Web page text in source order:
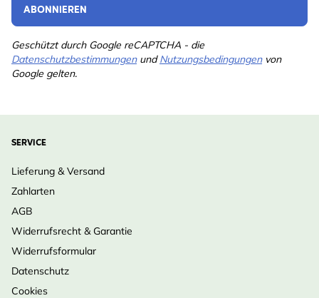
ABONNIEREN
Geschützt durch Google reCAPTCHA - die
DatenschutzbestimmungenundNutzungsbedingungenvon
Google gelten.
SERVICE
Lieferung & Versand
Zahlarten
AGB
Widerrufsrecht & Garantie
Widerrufsformular
Datenschutz
Cookies